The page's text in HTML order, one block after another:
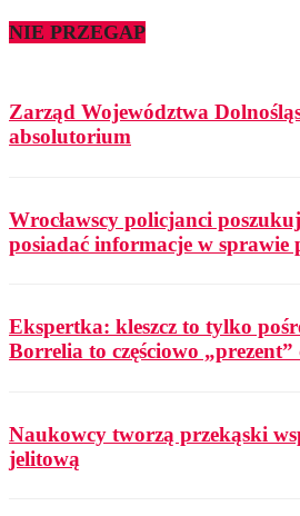
NIE PRZEGAP
Zarząd Województwa
absolutorium
Wrocławscy policjanci
posiadać informacje w sprawie
Ekspertka: kleszcz to tylko
Borrelia to częściowo „prezent”
Naukowcy tworzą przekąski
jelitową